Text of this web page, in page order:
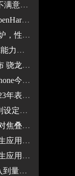
的物超所值
率先完成适配
和A17 Pro
8Gen3
售价3999起
高于预期
面临挑战"
代高出10%
远、准、稳
捷学车体验
器触手可得
月内问世